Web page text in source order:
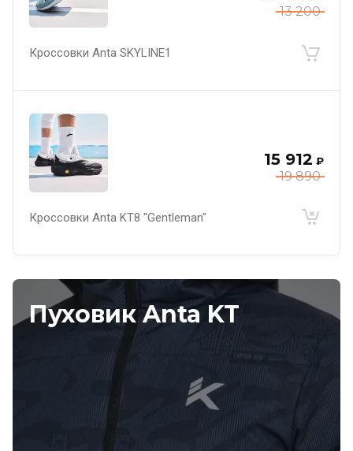
13 200
Кроссовки Anta SKYLINE1
19 890
15 912 ₽
Кроссовки Anta KT8 "Gentleman"
Пуховик Anta KT